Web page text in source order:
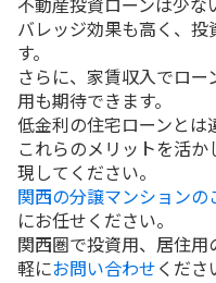
バレッジ効果も高く、
す。
さらに、家賃収入でロ
用も期待できます。
低金利の住宅ローンとは
これらのメリットを活
現してください。
関西の分譲マンション
にお任せください。
関西圏で投資用、居住
軽にお問い合わせくださ